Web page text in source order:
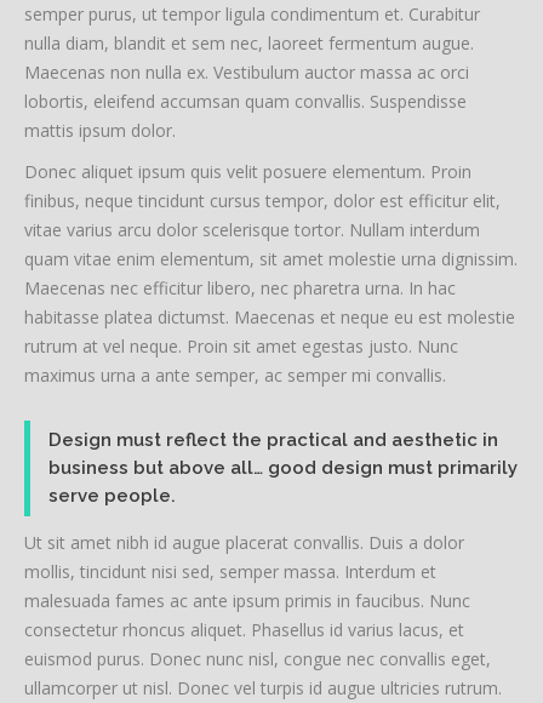
semper purus, ut tempor ligula condimentum et. Curabitur
nulla diam, blandit et sem nec, laoreet fermentum augue.
Maecenas non nulla ex. Vestibulum auctor massa ac orci
lobortis, eleifend accumsan quam convallis. Suspendisse
mattis ipsum dolor.
Donec aliquet ipsum quis velit posuere elementum. Proin
finibus, neque tincidunt cursus tempor, dolor est efficitur elit,
vitae varius arcu dolor scelerisque tortor. Nullam interdum
quam vitae enim elementum, sit amet molestie urna dignissim.
Maecenas nec efficitur libero, nec pharetra urna. In hac
habitasse platea dictumst. Maecenas et neque eu est molestie
rutrum at vel neque. Proin sit amet egestas justo. Nunc
maximus urna a ante semper, ac semper mi convallis.
Design must reflect the practical and aesthetic in
business but above all… good design must primarily
serve people.
Ut sit amet nibh id augue placerat convallis. Duis a dolor
mollis, tincidunt nisi sed, semper massa. Interdum et
malesuada fames ac ante ipsum primis in faucibus. Nunc
consectetur rhoncus aliquet. Phasellus id varius lacus, et
euismod purus. Donec nunc nisl, congue nec convallis eget,
ullamcorper ut nisl. Donec vel turpis id augue ultricies rutrum.